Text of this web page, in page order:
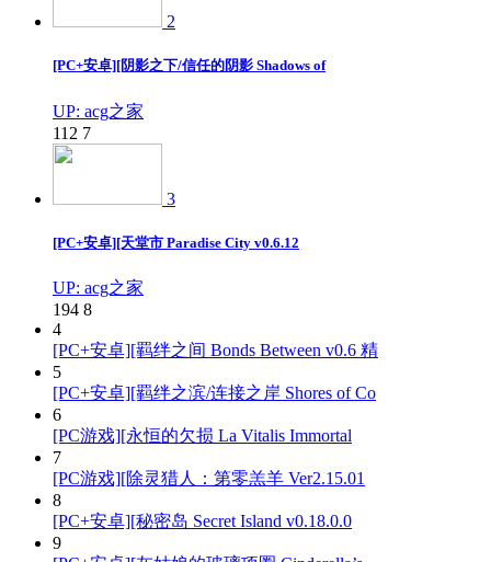
2
[PC+安卓][阴影之下/信任的阴影 Shadows of
UP: acg之家
112 7
3
[PC+安卓][天堂市 Paradise City v0.6.12
UP: acg之家
194 8
4
[PC+安卓][羁绊之间 Bonds Between v0.6 精
5
[PC+安卓][羁绊之滨/连接之岸 Shores of Co
6
[PC游戏][永恒的欠损 La Vitalis Immortal
7
[PC游戏][除灵猎人：第零羔羊 Ver2.15.01
8
[PC+安卓][秘密岛 Secret Island v0.18.0.0
9